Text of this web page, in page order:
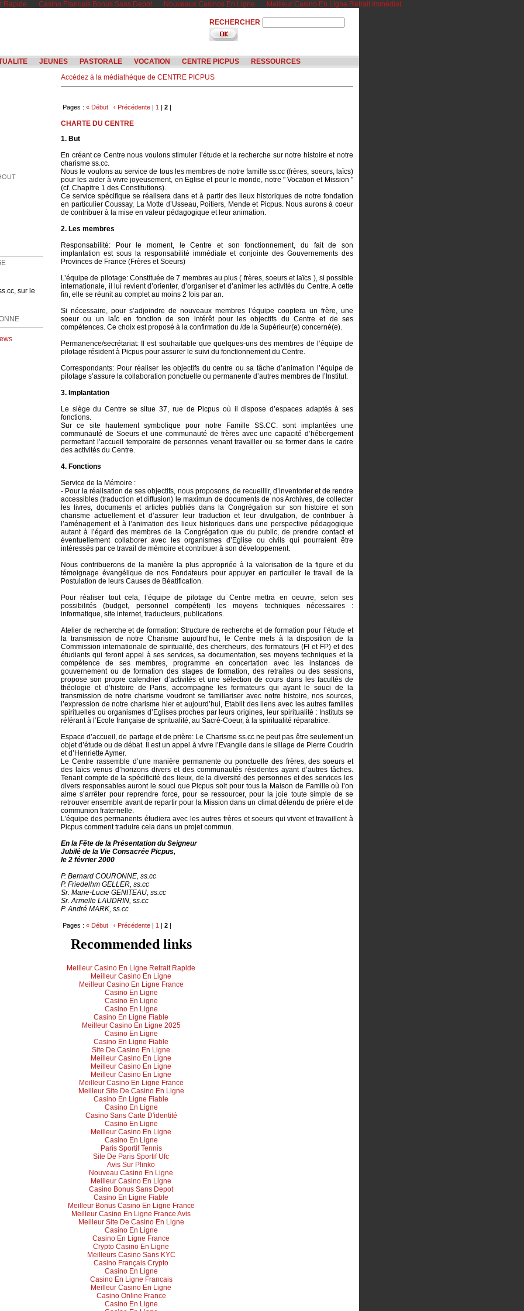
Rapide Casino Francais Bonus Sans Depot Nouveaux Casinos En Ligne Meilleur Casino En Ligne Retrait Immédiat
RECHERCHER
JEUNES PASTORALE VOCATION CENTRE PICPUS
RESSOURCES
Paix"
Accédez à la médiathèque de CENTRE PICPUS
Pages : « Début ‹ Précédente | 1 | 2 |
CHARTE DU CENTRE
1. But
En créant ce Centre nous voulons stimuler l’étude et la recherche sur notre histoire et notre
charisme ss.cc.
Nous le voulons au service de tous les membres de notre famille ss.cc (frères, soeurs, laïcs)
pour les aider à vivre joyeusement, en Eglise et pour le monde, notre " Vocation et Mission "
(cf. Chapitre 1 des Constitutions).
Ce service spécifique se réalisera dans et à partir des lieux historiques de notre fondation
en particulier Coussay, La Motte d’Usseau, Poitiers, Mende et Picpus. Nous aurons à coeur
de contribuer à la mise en valeur pédagogique et leur animation.
2. Les membres
Responsabilité: Pour le moment, le Centre et son fonctionnement, du fait de son
implantation est sous la responsabilité immédiate et conjointe des Gouvernements des
Provinces de France (Frères et Soeurs)
L’équipe de pilotage: Constituée de 7 membres au plus ( frères, soeurs et laïcs ), si possible
internationale, il lui revient d’orienter, d’organiser et d’animer les activités du Centre. A cette
fin, elle se réunit au complet au moins 2 fois par an.
Si nécessaire, pour s’adjoindre de nouveaux membres l’équipe cooptera un frère, une
soeur ou un laîc en fonction de son intérêt pour les objectifs du Centre et de ses
compétences. Ce choix est proposé à la confirmation du /de la Supérieur(e) concerné(e).
Permanence/secrétariat: Il est souhaitable que quelques-uns des membres de l’équipe de
pilotage résident à Picpus pour assurer le suivi du fonctionnement du Centre.
Correspondants: Pour réaliser les objectifs du centre ou sa tâche d’animation l’équipe de
pilotage s’assure la collaboration ponctuelle ou permanente d’autres membres de l’Institut.
3. Implantation
Le siège du Centre se situe 37, rue de Picpus où il dispose d’espaces adaptés à ses
fonctions.
Sur ce site hautement symbolique pour notre Famille SS.CC. sont implantées une
communauté de Soeurs et une communauté de frères avec une capacité d’hébergement
permettant l’accueil temporaire de personnes venant travailler ou se former dans le cadre
des activités du Centre.
4. Fonctions
Service de la Mémoire :
- Pour la réalisation de ses objectifs, nous proposons, de recueillir, d’inventorier et de rendre
accessibles (traduction et diffusion) le maximun de documents de nos Archives, de collecter
les livres, documents et articles publiés dans la Congrégation sur son histoire et son
charisme actuellement et d’assurer leur traduction et leur divulgation, de contribuer à
l’aménagement et à l’animation des lieux historiques dans une perspective pédagogique
autant à l’égard des membres de la Congrégation que du public, de prendre contact et
éventuellement collaborer avec les organismes d’Eglise ou civils qui pourraient être
intéressés par ce travail de mémoire et contribuer à son développement.
Nous contribuerons de la manière la plus appropriée à la valorisation de la figure et du
témoignage évangélique de nos Fondateurs pour appuyer en particulier le travail de la
Postulation de leurs Causes de Béatification.
Pour réaliser tout cela, l’équipe de pilotage du Centre mettra en oeuvre, selon ses
possibilités (budget, personnel compétent) les moyens techniques nécessaires :
informatique, site internet, traducteurs, publications.
Atelier de recherche et de formation: Structure de recherche et de formation pour l’étude et
la transmission de notre Charisme aujourd’hui, le Centre mets à la disposition de la
Commission internationale de spiritualité, des chercheurs, des formateurs (FI et FP) et des
étudiants qui feront appel à ses services, sa documentation, ses moyens techniques et la
compétence de ses membres, programme en concertation avec les instances de
gouvernement ou de formation des stages de formation, des retraites ou des sessions,
propose son propre calendrier d’activités et une sélection de cours dans les facultés de
théologie et d’histoire de Paris, accompagne les formateurs qui ayant le souci de la
transmission de notre charisme voudront se familiariser avec notre histoire, nos sources,
l’expression de notre charisme hier et aujourd’hui, Etablit des liens avec les autres familles
spirituelles ou organismes d’Eglises proches par leurs origines, leur spiritualité : Instituts se
référant à l’Ecole française de spritualité, au Sacré-Coeur, à la spiritualité réparatrice.
Espace d’accueil, de partage et de prière: Le Charisme ss.cc ne peut pas être seulement un
objet d’étude ou de débat. Il est un appel à vivre l’Evangile dans le sillage de Pierre Coudrin
et d’Henriette Aymer.
Le Centre rassemble d’une manière permanente ou ponctuelle des frères, des soeurs et
des laïcs venus d’horizons divers et des communautés résidentes ayant d’autres tâches.
Tenant compte de la spécificité des lieux, de la diversité des personnes et des services les
divers responsables auront le souci que Picpus soit pour tous la Maison de Famille où l’on
aime s’arrêter pour reprendre force, pour se ressourcer, pour la joie toute simple de se
retrouver ensemble avant de repartir pour la Mission dans un climat détendu de prière et de
communion fraternelle.
L’équipe des permanents étudiera avec les autres frères et soeurs qui vivent et travaillent à
Picpus comment traduire cela dans un projet commun.
En la Fête de la Présentation du Seigneur
Jubilé de la Vie Consacrée Picpus,
le 2 février 2000
P. Bernard COURONNE, ss.cc
P. Friedelhm GELLER, ss.cc
Sr. Marie-Lucie GENITEAU, ss.cc
Sr. Armelle LAUDRIN, ss.cc
P. André MARK, ss.cc
Pages : « Début ‹ Précédente | 1 | 2 |
Recommended links
Meilleur Casino En Ligne Retrait Rapide
Meilleur Casino En Ligne
Meilleur Casino En Ligne France
Casino En Ligne
Casino En Ligne
Casino En Ligne
Casino En Ligne Fiable
Meilleur Casino En Ligne 2025
Casino En Ligne
Casino En Ligne Fiable
Site De Casino En Ligne
Meilleur Casino En Ligne
Meilleur Casino En Ligne
Meilleur Casino En Ligne
Meilleur Casino En Ligne France
Meilleur Site De Casino En Ligne
Casino En Ligne Fiable
Casino En Ligne
Casino Sans Carte D'identité
Casino En Ligne
Meilleur Casino En Ligne
Casino En Ligne
Paris Sportif Tennis
Site De Paris Sportif Ufc
Avis Sur Plinko
Nouveau Casino En Ligne
Meilleur Casino En Ligne
Casino Bonus Sans Depot
Casino En Ligne Fiable
Meilleur Bonus Casino En Ligne France
Meilleur Casino En Ligne France Avis
Meilleur Site De Casino En Ligne
Casino En Ligne
Casino En Ligne France
Crypto Casino En Ligne
Meilleurs Casino Sans KYC
Casino Français Crypto
Casino En Ligne
Casino En Ligne Francais
Meilleur Casino En Ligne
Casino Online France
Casino En Ligne